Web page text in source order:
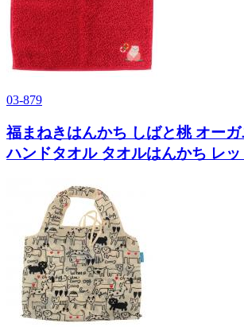
03-879
福まねきはんかち しばと桃 オー
ハンドタオル タオルはんかち レッ